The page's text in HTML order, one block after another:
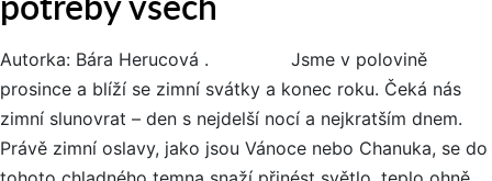
Autorka: Bára Herucová . Jsme v polovině
prosince a blíží se zimní svátky a konec roku. Čeká nás
zimní slunovrat – den s nejdelší nocí a nejkratším dnem.
Právě zimní oslavy, jako jsou Vánoce nebo Chanuka, se do